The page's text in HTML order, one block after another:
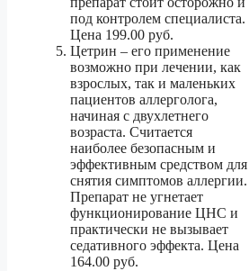
под контролем специалиста.
Цена 199.00 руб.
Цетрин – его применение
возможно при лечении, как
взрослых, так и маленьких
пациентов аллерголога,
начиная с двухлетнего
возраста. Считается
наиболее безопасным и
эффективным средством для
снятия симптомов аллергии.
Препарат не угнетает
функционирование ЦНС и
практически не вызывает
седативного эффекта. Цена
164.00 руб.